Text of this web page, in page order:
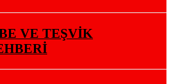
VE TEŞVİK